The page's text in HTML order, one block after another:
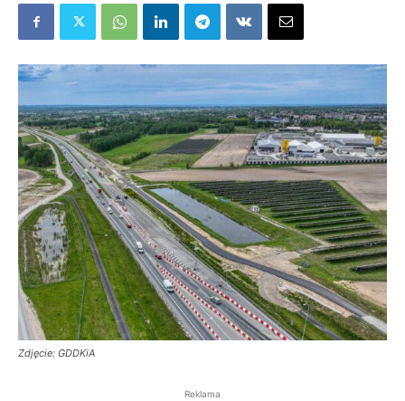
Zdjęcie: GDDKiA
Reklama